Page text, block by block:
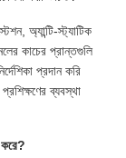
অ্যান্টি-স্ট্যাটিক
কাচের প্রান্তগুলি
প্রদান করি
ব্যবস্থা